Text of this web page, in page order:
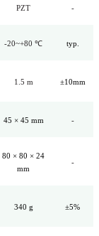
PZT -
-20~+80 ℃ typ.
1.5 m ±10mm
45 × 45 mm -
80 × 80 × 24
mm
-
340 g ±5%